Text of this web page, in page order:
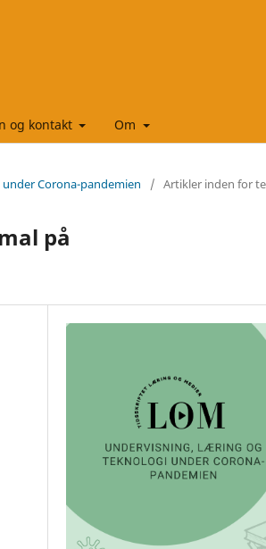
og kontakt Om
Corona-pandemien / Artikler inden for
på